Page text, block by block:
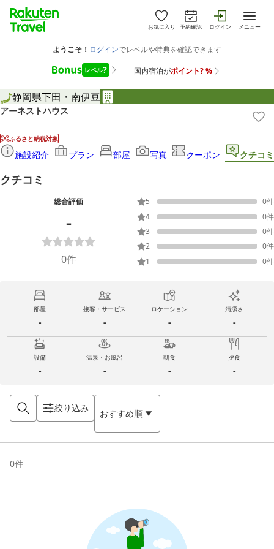
お気に入り 予約確認 ログイン メニュー
静岡県下田・南伊豆
アーネストハウス
ふるさと納税対象
施設紹介 プラン 部屋 写真 クーポン クチコミ
クチコミ
総合評価
-
0件
5 0件
4
0件
3
0件
2
0件
1
0件
部屋
-
接客・サービス
-
ロケーション
-
清潔さ
-
設備
-
温泉・お風呂
-
朝食
-
夕食
-
絞り込み おすすめ順
0件